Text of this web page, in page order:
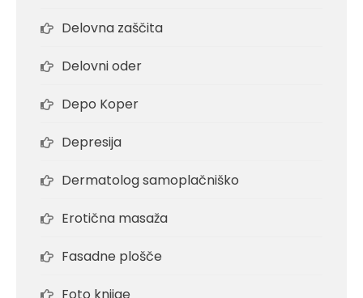
Delovna zaščita
Delovni oder
Depo Koper
Depresija
Dermatolog samoplačniško
Erotična masaža
Fasadne plošče